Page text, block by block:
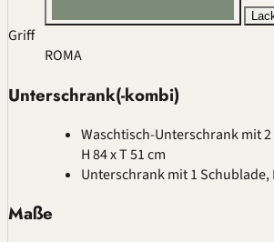
Griff
ROMA
Unterschrank(-kombi)
Waschtisch-Unterschrank mit 2
H 84 x T 51 cm
Unterschrank mit 1 Schublade,
Maße